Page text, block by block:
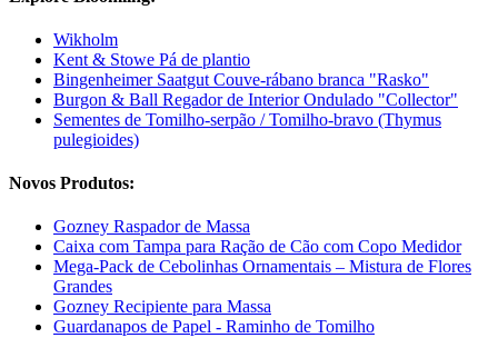
Wikholm
Kent & Stowe Pá de plantio
Bingenheimer Saatgut Couve-rábano branca "Rasko"
Burgon & Ball Regador de Interior Ondulado "Collector"
Sementes de Tomilho-serpão / Tomilho-bravo (Thymus
pulegioides)
Novos Produtos:
Gozney Raspador de Massa
Caixa com Tampa para Ração de Cão com Copo Medidor
Mega-Pack de Cebolinhas Ornamentais – Mistura de Flores
Grandes
Gozney Recipiente para Massa
Guardanapos de Papel - Raminho de Tomilho